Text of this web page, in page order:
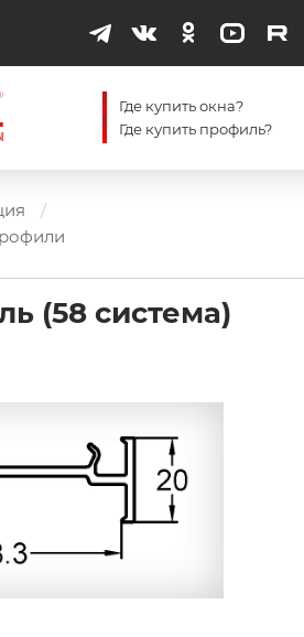
Где купить окна?
Где купить профиль?
(58 система)